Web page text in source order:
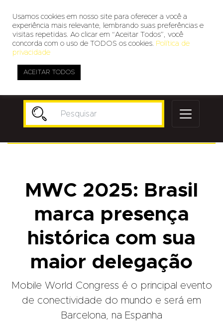
MWC 2025: Brasil
marca presença
histórica com sua
maior delegação
Mobile World Congress é o principal evento
de conectividade do mundo e será em
Barcelona, na Espanha
Usamos cookies em nosso site para oferecer a você a
experiência mais relevante, lembrando suas preferências e
visitas repetidas. Ao clicar em “Aceitar Todos”, você
concorda com o uso de TODOS os cookies. Política de
privacidade
ACEITAR TODOS